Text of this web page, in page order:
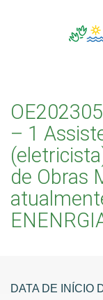
– 1
de Obras
DATA DE INÍCIO